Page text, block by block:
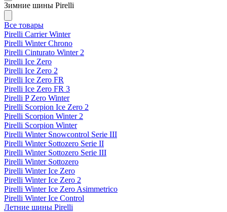
Зимние шины Pirelli
Все товары
Pirelli Carrier Winter
Pirelli Winter Chrono
Pirelli Cinturato Winter 2
Pirelli Ice Zero
Pirelli Ice Zero 2
Pirelli Ice Zero FR
Pirelli Ice Zero FR 3
Pirelli P Zero Winter
Pirelli Scorpion Ice Zero 2
Pirelli Scorpion Winter 2
Pirelli Scorpion Winter
Pirelli Winter Snowcontrol Serie III
Pirelli Winter Sottozero Serie II
Pirelli Winter Sottozero Serie III
Pirelli Winter Sottozero
Pirelli Winter Ice Zero
Pirelli Winter Ice Zero 2
Pirelli Winter Ice Zero Asimmetrico
Pirelli Winter Ice Control
Летние шины Pirelli